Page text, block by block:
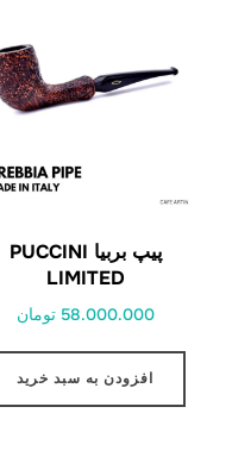
پیپ بربیا PUCCINI
LIMITED
58.000.000 تومان
افزودن به سبد خرید